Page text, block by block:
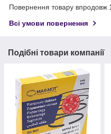
Повернення товару впродовж
Всі умови повернення
Подібні товари компанії